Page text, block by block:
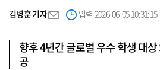
김병훈 기자 입력 2026-06-05 10:31:15
향후 4년간 글로벌 우수 학생 대
공